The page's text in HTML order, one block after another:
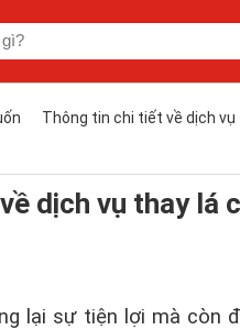
Thông tin chi tiết về dịch vụ
dịch vụ thay lá
lại sự tiện lợi mà còn